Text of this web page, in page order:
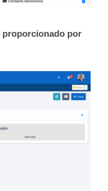
proporcionado por